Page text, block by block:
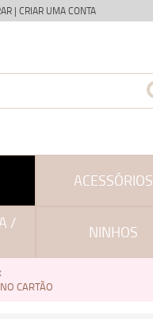
| CRIAR UMA CONTA
ACESSÓRIOS
/
NINHOS
CARTÃO